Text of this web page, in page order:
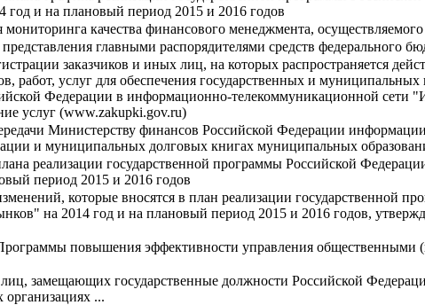
и на плановый период 2015 и 2016 годов
качества финансового менеджмента,
главными распорядителями средств федерального
заказчиков и иных лиц, на которых распространяется
работ, услуг для обеспечения государственных и
Федерации в информационно-телекоммуникационной сети
услуг (www.zakupki.gov.ru)
Министерству финансов Российской Федерации информации
и муниципальных долговых книгах муниципальных
реализации государственной программы Российской
период 2015 и 2016 годов
которые вносятся в план реализации государственной
на 2014 год и на плановый период 2015 и 2016 годов,
повышения эффективности управления
замещающих государственные должности Российской
...